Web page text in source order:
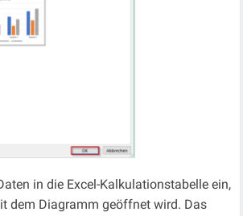
in die Excel-Kalkulationstabelle ein,
dem Diagramm geöffnet wird. Das